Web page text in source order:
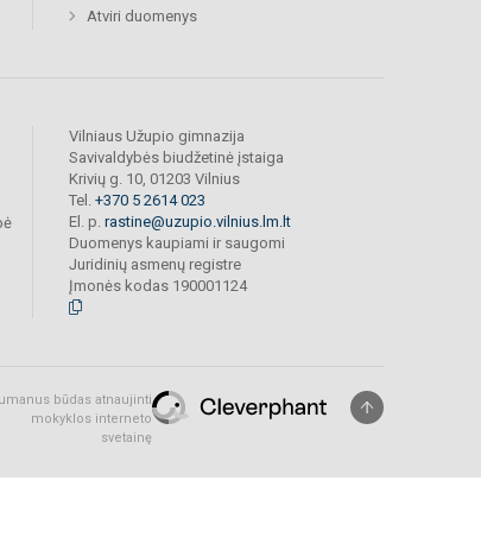
Atviri duomenys
Vilniaus Užupio gimnazija
Savivaldybės biudžetinė įstaiga
Krivių g. 10, 01203 Vilnius
Tel. +370 5 2614 023
El. p. rastine@uzupio.vilnius.lm.lt
Duomenys kaupiami ir saugomi
Juridinių asmenų registre
Įmonės kodas 190001124
būdas atnaujinti
mokyklos interneto
svetainę